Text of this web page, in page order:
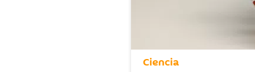
Ciencia